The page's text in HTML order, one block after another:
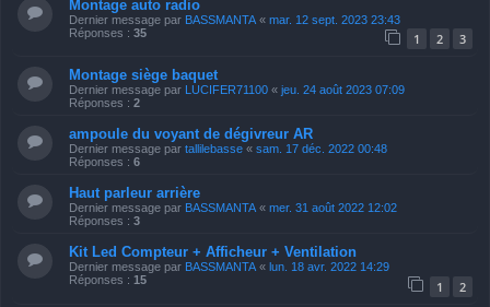
Montage auto radio
Dernier message par BASSMANTA « mar. 12 sept. 2023 23:43
Réponses : 35 1 2 3
Montage siège baquet
Dernier message par LUCIFER71100 « jeu. 24 août 2023 07:09
Réponses : 2
ampoule du voyant de dégivreur AR
Dernier message par tallilebasse « sam. 17 déc. 2022 00:48
Réponses : 6
Haut parleur arrière
Dernier message par BASSMANTA « mer. 31 août 2022 12:02
Réponses : 3
Kit Led Compteur + Afficheur + Ventilation
Dernier message par BASSMANTA « lun. 18 avr. 2022 14:29
Réponses : 15 1 2